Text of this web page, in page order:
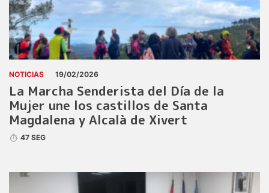
NOTICIAS 19/02/2026
La Marcha Senderista del Día de la
Mujer une los castillos de Santa
Magdalena y Alcalà de Xivert
47 SEG